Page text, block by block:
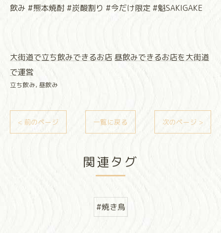
飲み #熊本焼酎 #炭酸割り #今だけ限定 #魁SAKIGAKE
大街道で立ち飲みできるお店 昼飲みできるお店を大街道
で運営
立ち飲み 昼飲み
< 前のページ 一覧に戻る 次のページ >
関連タグ
#焼き鳥